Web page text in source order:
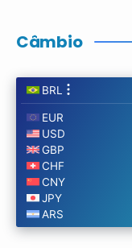
Câmbio